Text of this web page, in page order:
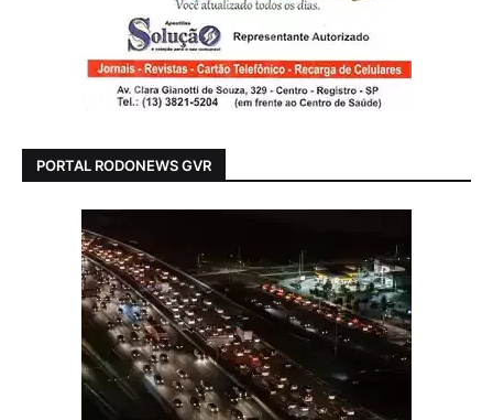
PORTAL RODONEWS GVR